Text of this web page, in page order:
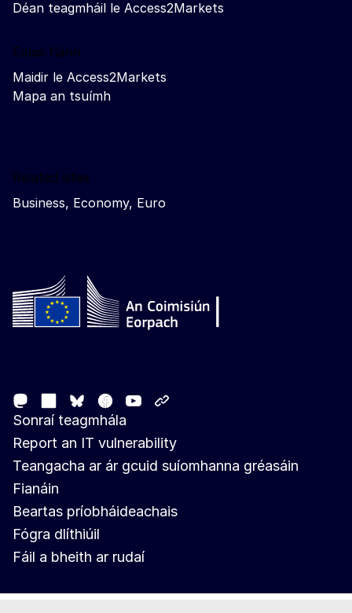
Déan teagmháil le Access2Markets
Eolas fúinn
Maidir le Access2Markets
Mapa an tsuímh
Related sites
Business, Economy, Euro
MastodonLinkedIn
Bluesky
Facebook
Youtube
Sonraí teagmhála
Report an IT vulnerability
Teangacha ar ár gcuid suíomhanna gréasáin
Fianáin
Beartas príobháideachais
Fógra dlíthiúil
Fáil a bheith ar rudaí